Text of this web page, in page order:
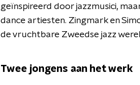
geïnspireerd door jazzmusici,
dance artiesten. Zingmark en
de vruchtbare Zweedse jazz
Twee jongens aan het werk